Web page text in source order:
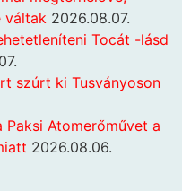
váltak 2026.08.07.
Tocát -lásd
szúrt ki Tusványoson
Paksi Atomerőművet a
2026.08.06.